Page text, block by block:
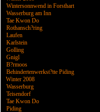
Wintersonnwend in Forsthart
Wasserburg am Inn
Tae Kwon Do
Rothansch?ring
Laufen
Karlstein
Golling
Gnigl
B?rmoos
Behindertenwerkst?tte Piding
Winter 2008
Wasserburg
Teisendorf
Tae Kwon Do
Piding